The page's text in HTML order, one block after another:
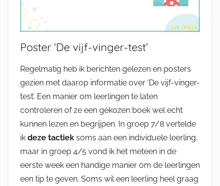
Poster ‘De vijf-vinger-test’
Regelmatig heb ik berichten gelezen en posters
gezien met daarop informatie over ‘De vijf-vinger-
test’. Een manier om leerlingen te laten
controleren of ze een gekozen boek wel echt
kunnen lezen en begrijpen. In groep 7/8 vertelde
ik deze tactiek soms aan een individuele leerling,
maar in groep 4/5 vond ik het meteen in de
eerste week een handige manier om de leerlingen
een tip te geven. Soms wil een leerling heel graag